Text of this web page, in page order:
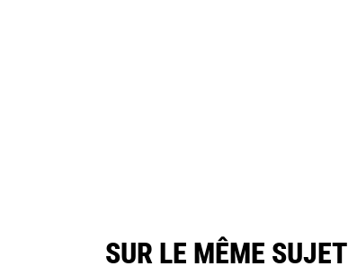
SUR LE MÊME SUJET